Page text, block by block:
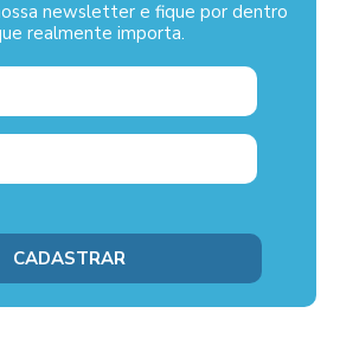
newsletter e fique por dentro
realmente importa.